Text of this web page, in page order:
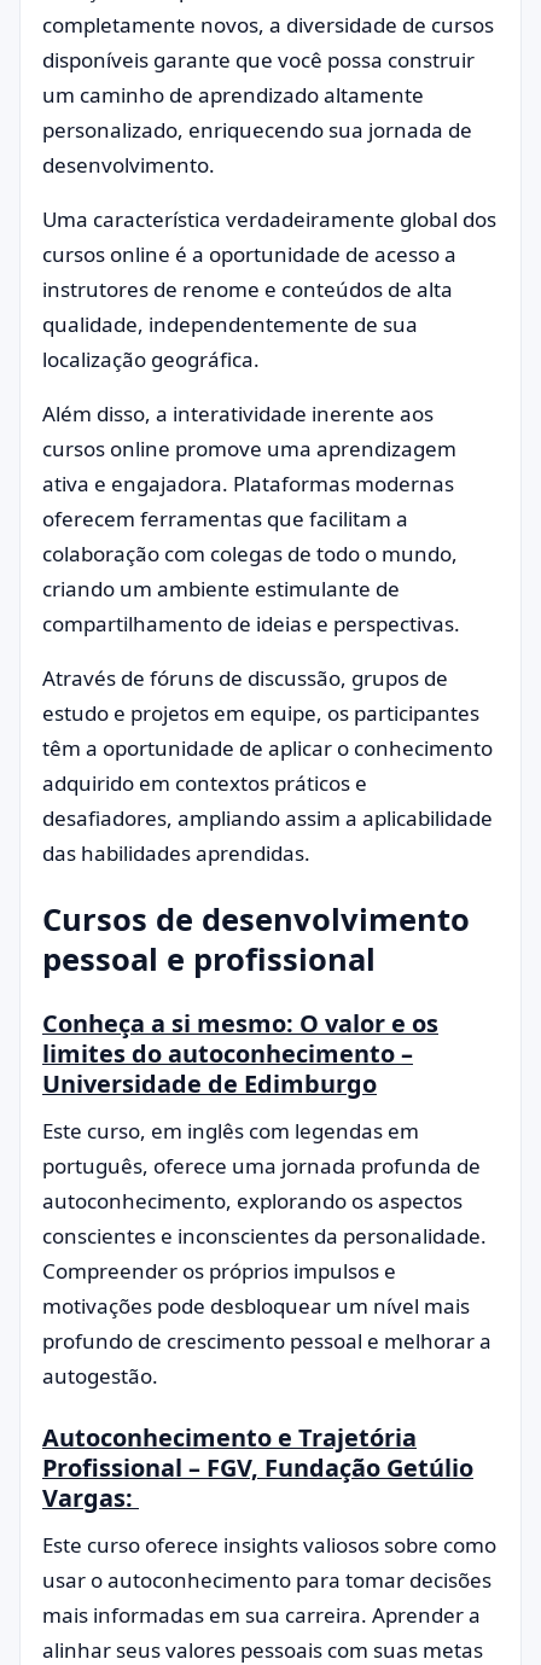
completamente novos, a diversidade de cursos
disponíveis garante que você possa construir
um caminho de aprendizado altamente
personalizado, enriquecendo sua jornada de
desenvolvimento.
Uma característica verdadeiramente global dos
cursos online é a oportunidade de acesso a
instrutores de renome e conteúdos de alta
qualidade, independentemente de sua
localização geográfica.
Além disso, a interatividade inerente aos
cursos online promove uma aprendizagem
ativa e engajadora. Plataformas modernas
oferecem ferramentas que facilitam a
colaboração com colegas de todo o mundo,
criando um ambiente estimulante de
compartilhamento de ideias e perspectivas.
Através de fóruns de discussão, grupos de
estudo e projetos em equipe, os participantes
têm a oportunidade de aplicar o conhecimento
adquirido em contextos práticos e
desafiadores, ampliando assim a aplicabilidade
das habilidades aprendidas.
Cursos de desenvolvimento
pessoal e profissional
Conheça a si mesmo: O valor e os
limites do autoconhecimento –
Universidade de Edimburgo
Este curso, em inglês com legendas em
português, oferece uma jornada profunda de
autoconhecimento, explorando os aspectos
conscientes e inconscientes da personalidade.
Compreender os próprios impulsos e
motivações pode desbloquear um nível mais
profundo de crescimento pessoal e melhorar a
autogestão.
Autoconhecimento e Trajetória
Profissional – FGV, Fundação Getúlio
Vargas:
Este curso oferece insights valiosos sobre como
usar o autoconhecimento para tomar decisões
mais informadas em sua carreira. Aprender a
alinhar seus valores pessoais com suas metas